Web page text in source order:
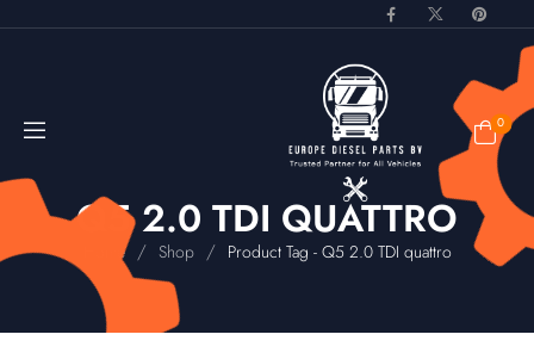
0
Q5 2.0 TDI QUATTRO
Home / Shop / Product Tag - Q5 2.0 TDI quattro